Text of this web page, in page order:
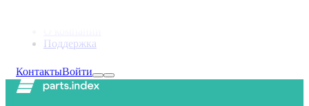
Поддержка
КонтактыВойти